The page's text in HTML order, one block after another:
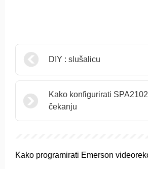
DIY : slušalicu
Kako konfigurirati
čekanju
Kako programirati Emerson